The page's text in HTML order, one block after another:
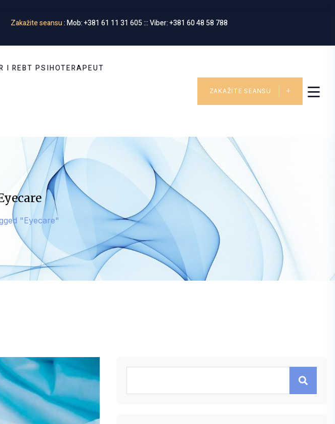
Zakažite seansu: Mob: +381 61 11 31 605 ::: Viber: +381 60 48 58 788
I REBT PSIHOTERAPEUT
ZAKAŽITE SEANSU
"Eyecare"